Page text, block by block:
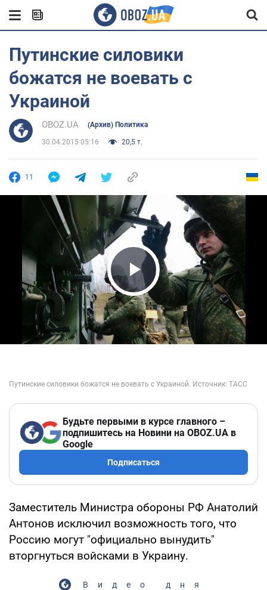
Путинские силовики
божатся не воевать с
Украиной
OBOZ.UA (Архив) Политика
30.04.2015 05:16 20,5 т.
11
Play Video
Будьте первыми в курсе главного –
подпишитесь на Новини на OBOZ.UA в
Google
Подписаться
Заместитель Министра обороны РФ Анатолий
Антонов исключил возможность того, что
Россию могут "официально вынудить"
вторгнуться войсками в Украину.
Видео дня